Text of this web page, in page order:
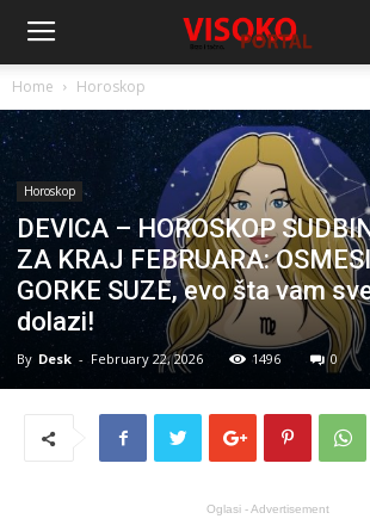
Home Horoskop
Horoskop
DEVICA – HOROSKOP
ZA KRAJ FEBRUARA:
GORKE SUZE, evo šta vam
dolazi!
By Desk - February 22, 2026 1496 0
Oglasi - Advertisement